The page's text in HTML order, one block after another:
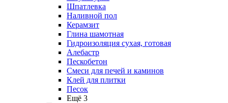
Шпатлевка
Наливной пол
Керамзит
Глина шамотная
Гидроизоляция сухая, готовая
Алебастр
Пескобетон
Смеси для печей и каминов
Клей для плитки
Песок
Ещё 3